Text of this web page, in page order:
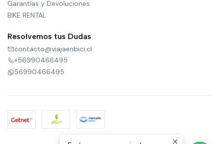
Garantías y Devoluciones
BIKE RENTAL
Resolvemos tus Dudas
contacto@viajaenbici.cl
+56990466495
56990466495